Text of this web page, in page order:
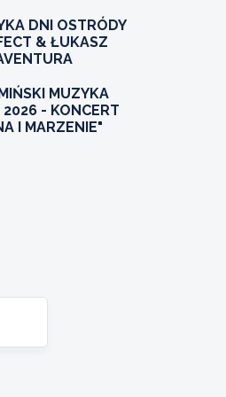
DNI OSTRÓDY
& ŁUKASZ
MUZYKA
2026 - KONCERT
I MARZENIE"